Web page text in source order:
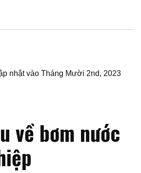
nhật vào Tháng Mười 2nd, 2023
về bơm nước